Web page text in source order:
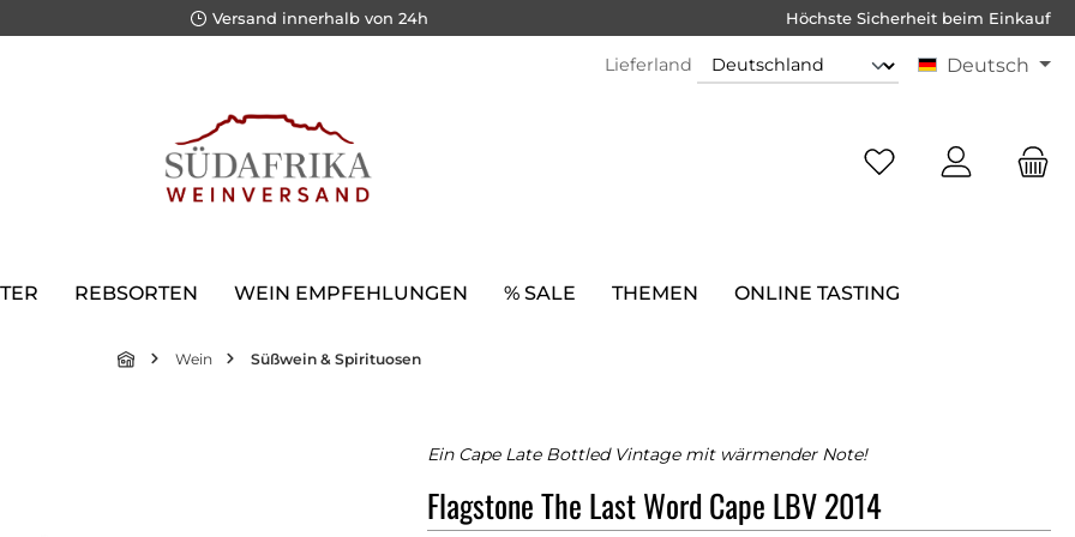
Versand innerhalb von 24h Höchste Sicherheit beim Einkauf
Lieferland Deutsch
REBSORTEN WEIN EMPFEHLUNGEN % SALE THEMEN ONLINE TASTING
Wein Süßwein & Spirituosen
Ein Cape Late Bottled Vintage mit wärmender Note!
Flagstone The Last Word Cape LBV 2014